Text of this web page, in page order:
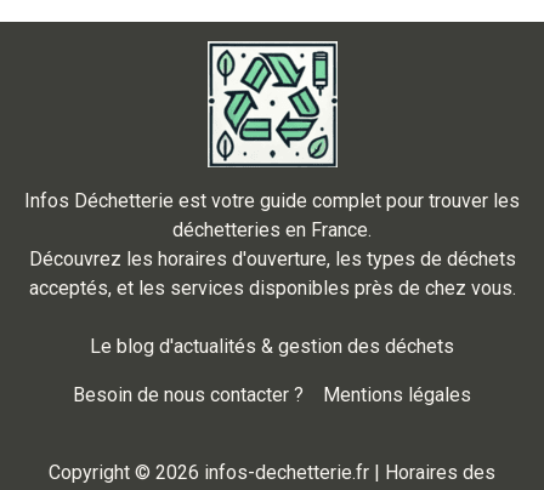
Infos Déchetterie est votre guide complet pour trouver les
déchetteries en France.
Découvrez les horaires d'ouverture, les types de déchets
acceptés, et les services disponibles près de chez vous.
Le blog d'actualités & gestion des déchets
Besoin de nous contacter ? Mentions légales
Copyright © 2026 infos-dechetterie.fr | Horaires des